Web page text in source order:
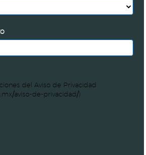
del Aviso de Privacidad
aviso-de-privacidad/)